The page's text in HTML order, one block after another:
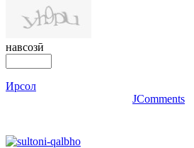
навсозӣ
Ирсол
JComments